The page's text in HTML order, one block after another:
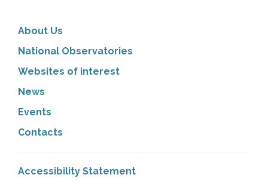
About Us
National Observatories
Websites of interest
News
Events
Contacts
Accessibility Statement